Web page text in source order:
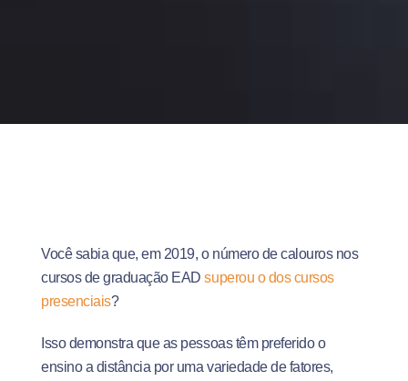
Você sabia que, em 2019, o número de calouros nos
cursos de graduação EADsuperou o dos cursos
presenciais?
Isso demonstra que as pessoas têm preferido o
ensino a distância por uma variedade de fatores,